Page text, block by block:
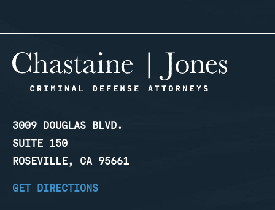
3009 DOUGLAS BLVD.
SUITE 150
ROSEVILLE, CA 95661
GET DIRECTIONS